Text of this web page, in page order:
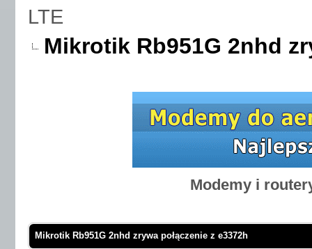
LTE
Mikrotik Rb951G 2nhd
Modemy i
Mikrotik Rb951G 2nhd zrywa połączenie z e3372h